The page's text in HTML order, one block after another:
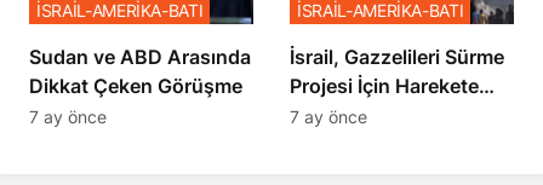
Sudan ve ABD Arasında
Dikkat Çeken Görüşme
İSRAİL-AMERİKA-BATI
7 ay önce
İsrail, Gazzelileri Sürme
Projesi İçin Harekete
Geçti
İSRAİL-AMERİKA-BATI
7 ay önce